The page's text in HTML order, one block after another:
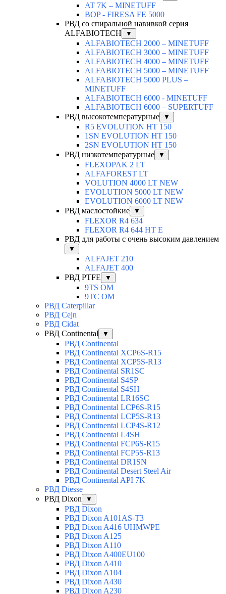
AT 7K – MINETUFF
BOP - FIRESA FE 5000
РВД со спиральной навивкой серия
ALFABIOTECH
▼
ALFABIOTECH 2000 – MINETUFF
ALFABIOTECH 3000 – MINETUFF
ALFABIOTECH 4000 – MINETUFF
ALFABIOTECH 5000 – MINETUFF
ALFABIOTECH 5000 PLUS –
MINETUFF
ALFABIOTECH 6000 - MINETUFF
ALFABIOTECH 6000 – SUPERTUFF
РВД высокотемпературные
▼
R5 EVOLUTION HT 150
1SN EVOLUTION HT 150
2SN EVOLUTION HT 150
РВД низкотемпературные
▼
FLEXOPAK 2 LT
ALFAFOREST LT
VOLUTION 4000 LT NEW
EVOLUTION 5000 LT NEW
EVOLUTION 6000 LT NEW
РВД маслостойкие
▼
FLEXOR R4 634
FLEXOR R4 644 HT E
РВД для работы с очень высоким давлением
▼
ALFAJET 210
ALFAJET 400
РВД PTFE
▼
9TS OM
9TC OM
РВД Caterpillar
РВД Cejn
РВД Cidat
РВД Continental
▼
РВД Continental
РВД Continental XCP6S-R15
РВД Continental XCP5S-R13
РВД Continental SR1SC
РВД Continental S4SP
РВД Continental S4SH
РВД Continental LR16SC
РВД Continental LCP6S-R15
РВД Continental LCP5S-R13
РВД Continental LCP4S-R12
РВД Continental L4SH
РВД Continental FCP6S-R15
РВД Continental FCP5S-R13
РВД Continental DR1SN
РВД Continental Desert Steel Air
РВД Continental API 7K
РВД Diesse
РВД Dixon
▼
РВД Dixon
РВД Dixon A101AS-T3
РВД Dixon A416 UHMWPE
РВД Dixon A125
РВД Dixon A110
РВД Dixon A400EU100
РВД Dixon A410
РВД Dixon A104
РВД Dixon A430
РВД Dixon A230